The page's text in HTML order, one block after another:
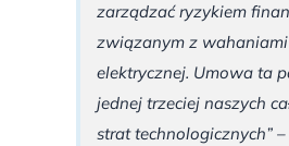
zarządzać ryzykiem
związanym z
elektrycznej. Umowa ta
jednej trzeciej naszych
strat technologicznych” –